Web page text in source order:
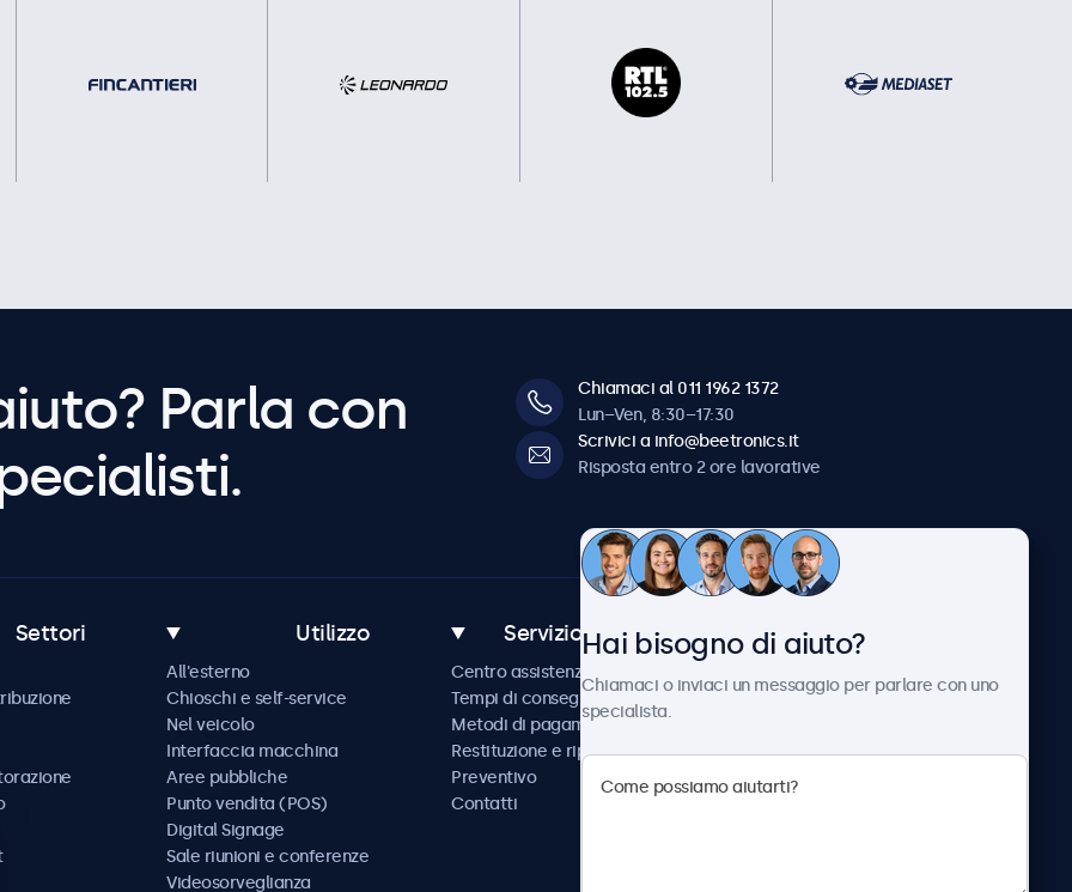
Parla con
Chiamaci al 011 1962 1372
Lun–Ven, 8:30–17:30
Scrivici a info@beetronics.it
Risposta entro 2 ore lavorative
Settori Utilizzo
All'esterno
Chioschi e self-service
Nel veicolo
Interfaccia macchina
Aree pubbliche
Punto vendita (POS)
Digital Signage
Sale riunioni e conferenze
Videosorveglianza
Servizio Clienti
Centro assistenza
Tempi di consegna
Metodi di pagamento
Restituzione e riparazione
Preventivo
Contatti
Chi siamo
Notizie e aggiornamenti
Beetronics
Lavora con noi
Hai bisogno di aiuto?
Chiamaci o inviaci un messaggio per parlare con uno
specialista.